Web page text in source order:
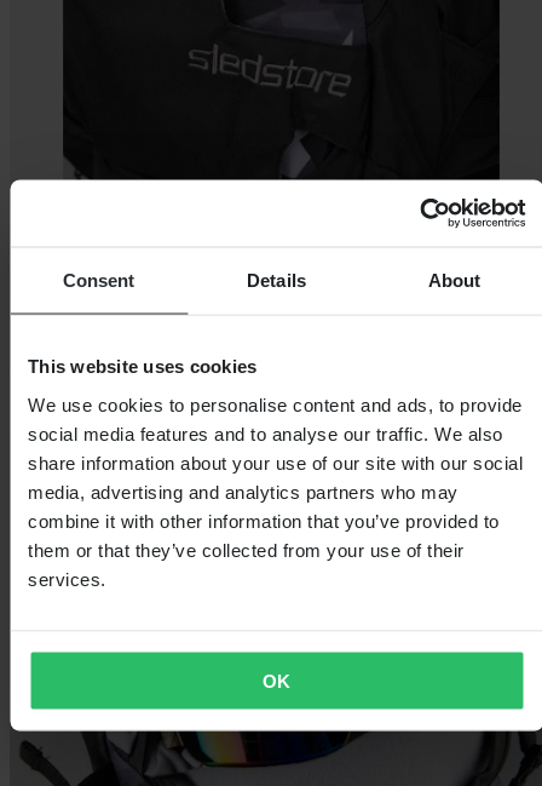
Consent Details About
This website uses cookies
We use cookies to personalise content and ads, to provide
social media features and to analyse our traffic. We also
share information about your use of our site with our social
media, advertising and analytics partners who may
combine it with other information that you’ve provided to
them or that they’ve collected from your use of their
services.
OK